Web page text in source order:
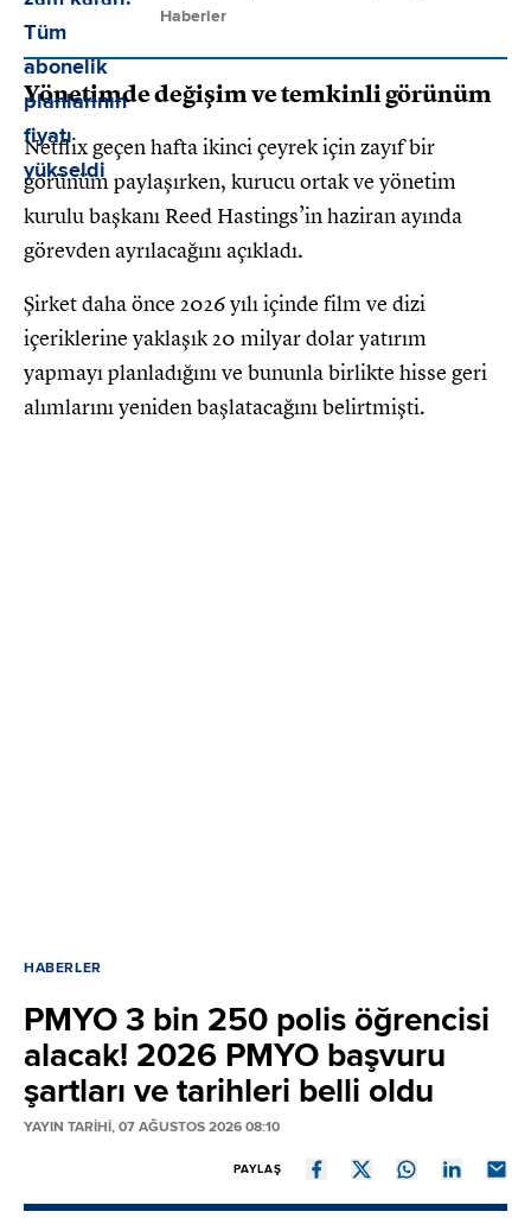
Haberler
Yönetimde değişim ve temkinli görünüm
Netflix geçen hafta ikinci çeyrek için zayıf bir
görünüm paylaşırken, kurucu ortak ve yönetim
kurulu başkanı Reed Hastings’in haziran ayında
görevden ayrılacağını açıkladı.
Şirket daha önce 2026 yılı içinde film ve dizi
içeriklerine yaklaşık 20 milyar dolar yatırım
yapmayı planladığını ve bununla birlikte hisse geri
alımlarını yeniden başlatacağını belirtmişti.
HABERLER
PMYO 3 bin 250 polis öğrencisi
alacak! 2026 PMYO başvuru
şartları ve tarihleri belli oldu
YAYIN TARİHİ, 07 AĞUSTOS 2026 08:10
PAYLAŞ